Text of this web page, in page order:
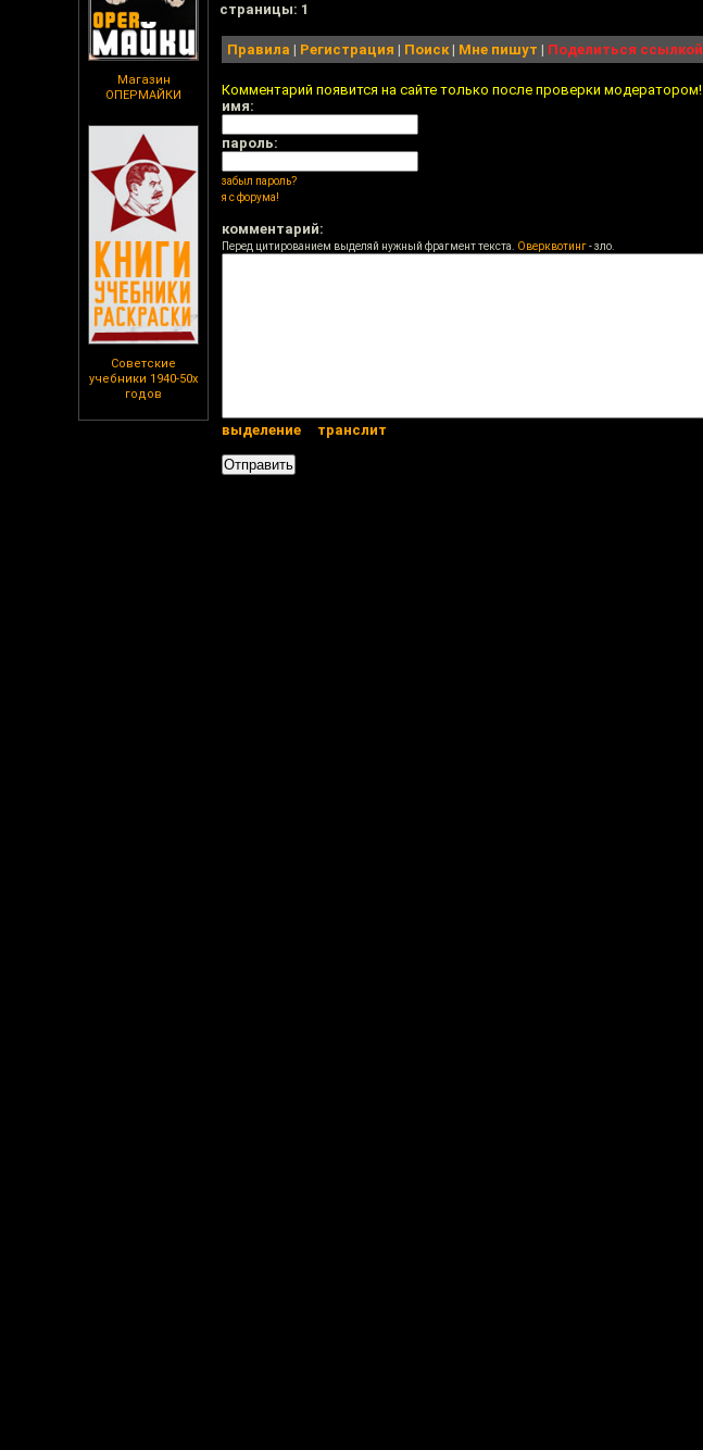
Магазин
ОПЕРМАЙКИ
Советские
учебники 1940-50х
годов
cтраницы: 1
Правила | Регистрация | Поиск| Мне пишут | Поделиться ссылкой
Комментарий появится на сайте только после проверки модератором!
имя:
пароль:
забыл пароль?
я с форума!
комментарий:
Перед цитированием выделяй нужный фрагмент текста. Оверквотинг- зло.
выделение транслит